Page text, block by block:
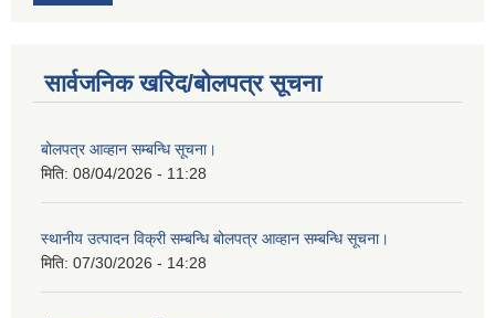
सार्वजनिक खरिद/बोलपत्र सूचना
बोलपत्र आव्हान सम्बन्धि सूचना।
मिति: 08/04/2026 - 11:28
स्थानीय उत्पादन विक्री सम्बन्धि बोलपत्र आव्हान सम्बन्धि सूचना।
मिति: 07/30/2026 - 14:28